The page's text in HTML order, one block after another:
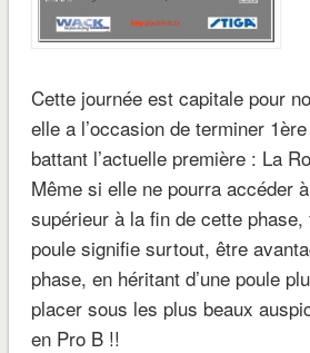
Cette journée est capitale pour
elle a l’occasion de terminer
battant l’actuelle première : La
Même si elle ne pourra accéder
supérieur à la fin de cette
poule signifie surtout, être
phase, en héritant d’une poule
placer sous les plus beaux
en Pro B !!